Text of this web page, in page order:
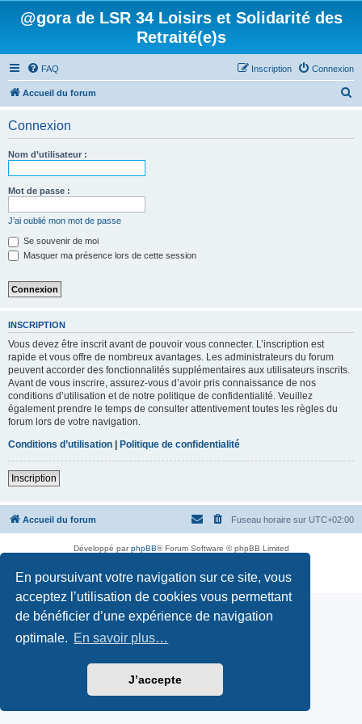
En poursuivant votre navigation sur ce site, vous
acceptez l’utilisation de cookies vous permettant
de bénéficier d’une expérience de navigation
optimale. En savoir plus…
J’accepte
@gora de LSR 34 Loisirs et Solidarité des
Retraité(e)s
FAQ Connexion
Inscription
Accueil du forum
Connexion
Nom d’utilisateur :
Mot de passe :
J’ai oublié mon mot de passe
Se souvenir de moi
Masquer ma présence lors de cette session
INSCRIPTION
Vous devez être inscrit avant de pouvoir vous connecter. L’inscription est
rapide et vous offre de nombreux avantages. Les administrateurs du forum
peuvent accorder des fonctionnalités supplémentaires aux utilisateurs inscrits.
Avant de vous inscrire, assurez-vous d’avoir pris connaissance de nos
conditions d’utilisation et de notre politique de confidentialité. Veuillez
également prendre le temps de consulter attentivement toutes les règles du
forum lors de votre navigation.
Conditions d’utilisation | Politique de confidentialité
Inscription
Accueil du forum Fuseau horaire sur UTC+02:00
Développé parphpBB® Forum Software © phpBB Limited
Confidentialité|Conditions